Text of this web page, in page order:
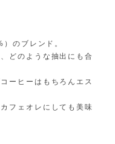
のブレンド。
どのような抽出にも合
ーヒーはもちろんエス
フェオレにしても美味